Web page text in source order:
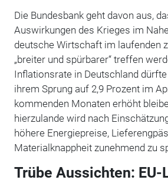
Die Bundesbank geht davon aus,
Auswirkungen des Krieges im
deutsche Wirtschaft im laufenden
„breiter und spürbarer“ treffen
Inflationsrate in Deutschland
ihrem Sprung auf 2,9 Prozent im
kommenden Monaten erhöht
hierzulande wird nach
höhere Energiepreise,
Materialknappheit zunehmend zu
Trübe Aussichten: EU-